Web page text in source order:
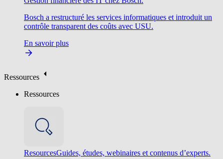
Bosch a restructuré les services informatiques et introduit un
contrôle transparent des coûts avec USU.
En savoir plus
Ressources
Ressources
ResourcesGuides, études, webinaires et contenus d’experts.